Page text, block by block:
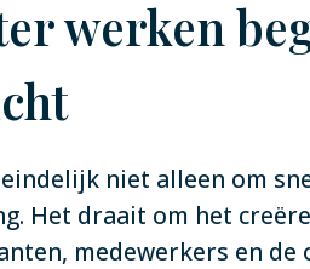
werken
niet alleen om
Het draait om het
medewerkers en de